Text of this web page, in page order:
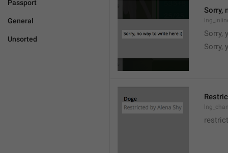
Passport
General
Unsorted
Sorry,
Sorry,
Sorry,